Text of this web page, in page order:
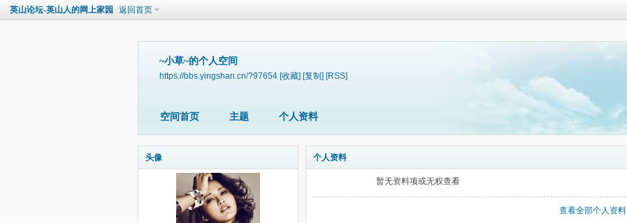
英山论坛-英山人的网上家园 返回首页
~小草~的个人空间
https://bbs.yingshan.cn/?97654 [收藏] [复制] [RSS]
空间首页 主题 个人资料
头像 个人资料
暂无资料项或无权查看
查看全部个人资料